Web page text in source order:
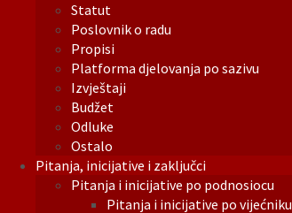
Statut
Poslovnik o radu
Propisi
Platforma djelovanja po sazivu
Izvještaji
Budžet
Odluke
Ostalo
Pitanja, inicijative i zaključci
Pitanja i inicijative po podnosiocu
Pitanja i inicijative po vijećniku